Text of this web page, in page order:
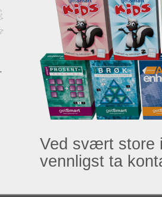
Ved svært store
vennligst ta